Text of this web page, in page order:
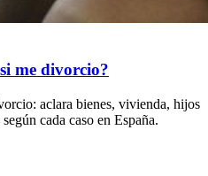
me divorcio?
aclara bienes, vivienda, hijos
cada caso en España.